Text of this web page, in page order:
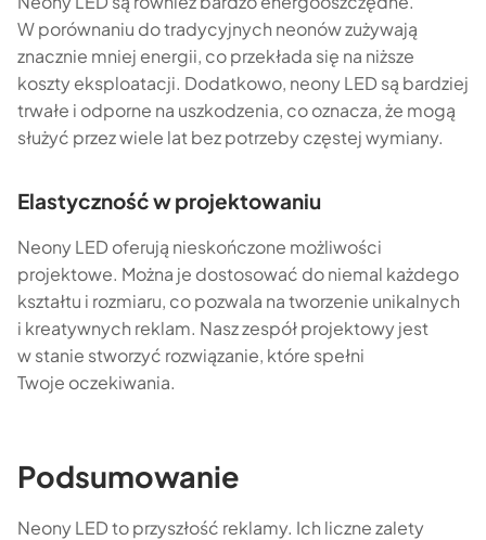
W porównaniu do tradycyjnych neonów zużywają
znacznie mniej energii, co przekłada się na niższe
koszty eksploatacji. Dodatkowo, neony LED są bardziej
trwałe i odporne na uszkodzenia, co oznacza, że mogą
służyć przez wiele lat bez potrzeby częstej wymiany.
Elastyczność w projektowaniu
Neony LED oferują nieskończone możliwości
projektowe. Można je dostosować do niemal każdego
kształtu i rozmiaru, co pozwala na tworzenie unikalnych
i kreatywnych reklam. Nasz zespół projektowy jest
w stanie stworzyć rozwiązanie, które spełni
Twoje oczekiwania.
Podsumowanie
Neony LED to przyszłość reklamy. Ich liczne zalety